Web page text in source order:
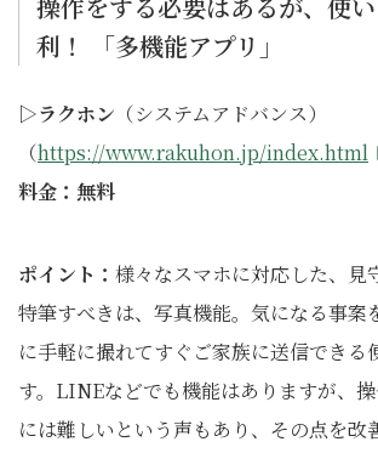
利！ 「多機能アプリ」
▷ラクホン （システムアドバンス）
（https://www.rakuhon.jp/index.html
料金：無料
ポイント： 様々なスマホに対応した、見
特筆すべきは、写真機能。気になる事案
に手軽に撮れてすぐご家族に送信できる
す。LINEなどでも機能はありますが、
には難しいという声もあり、その点を改